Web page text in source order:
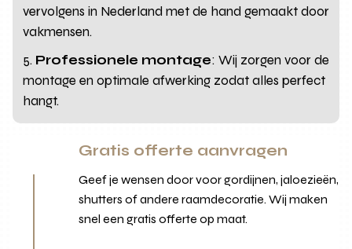
vervolgens in Nederland met de hand gemaakt door
vakmensen.
Professionele montage: Wij zorgen voor de
montage en optimale afwerking zodat alles perfect
hangt.
Gratis offerte aanvragen
Geef je wensen door voor gordijnen, jaloezieën,
shutters of andere raamdecoratie. Wij maken
snel een gratis offerte op maat.